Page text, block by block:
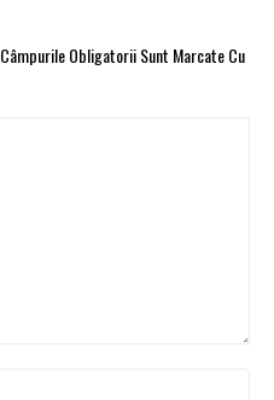
Câmpurile Obligatorii Sunt Marcate Cu